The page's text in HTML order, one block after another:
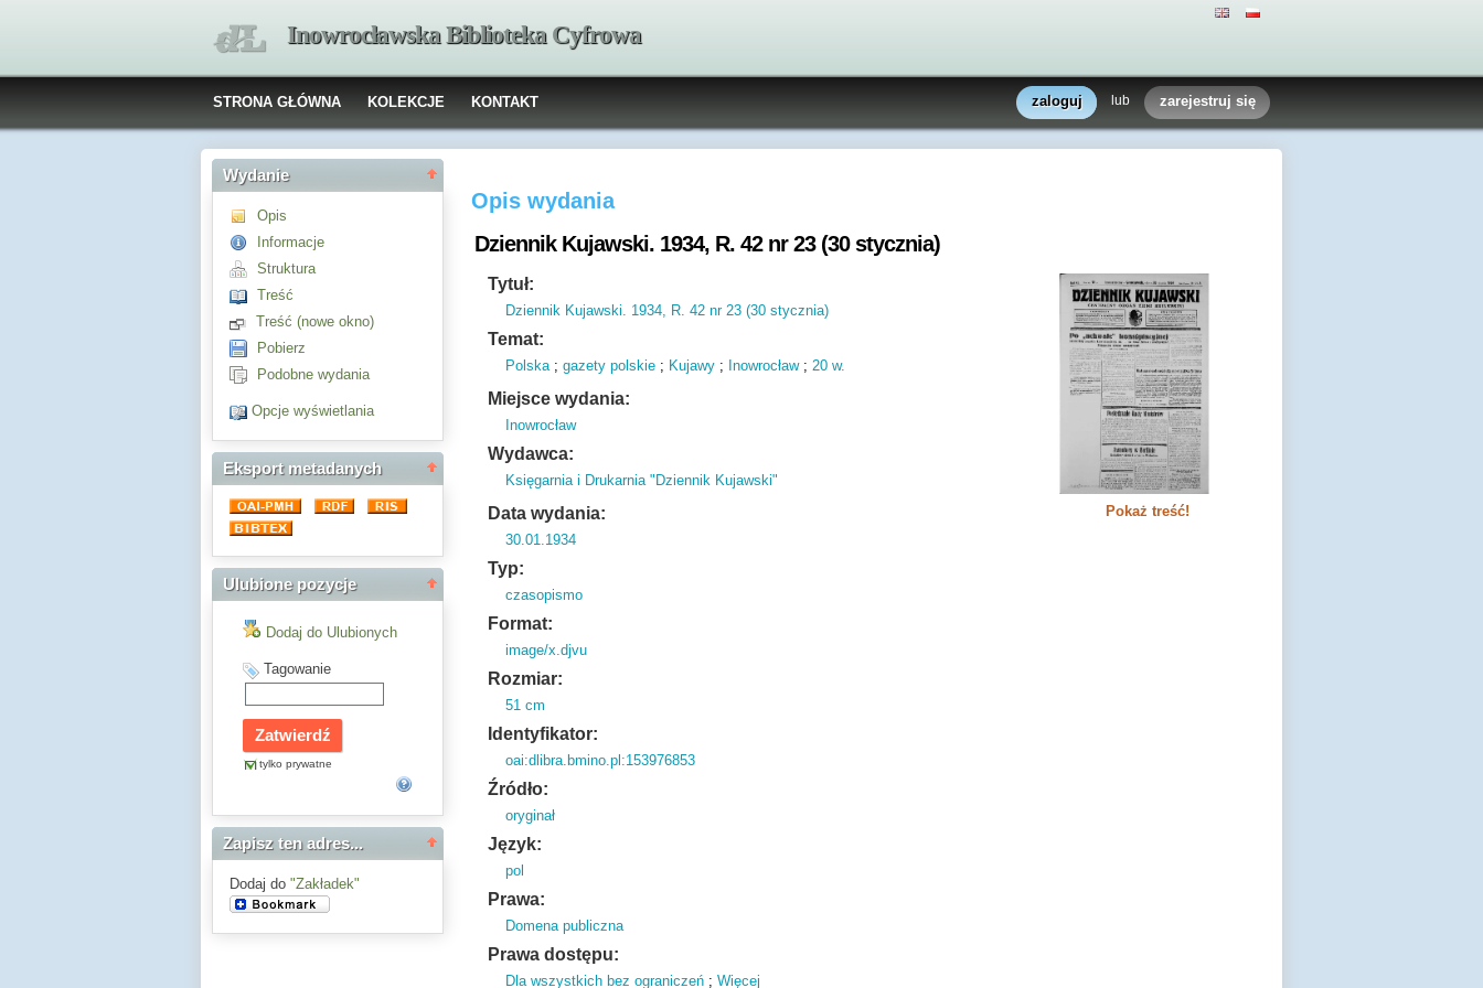
Inowrocławska Biblioteka Cyfrowa
STRONA GŁÓWNA KOLEKCJE KONTAKT zaloguj lub zarejestruj się
Wydanie
Opis
Informacje
Struktura
Treść
Treść (nowe okno)
Pobierz
Podobne wydania
Opcje wyświetlania
Eksport metadanych
Ulubione pozycje
Dodaj do Ulubionych
Tagowanie
tylko prywatne
Zapisz ten adres...
Dodaj do "Zakładek"
Opis wydania
Dziennik Kujawski. 1934, R. 42 nr 23 (30 stycznia)
Pokaż treść!
Tytuł:
Dziennik Kujawski. 1934, R. 42 nr 23 (30 stycznia)
Temat:
Polska;gazety polskie ; Kujawy ; Inowrocław;20 w.
Miejsce wydania:
Inowrocław
Wydawca:
Księgarnia i Drukarnia "Dziennik Kujawski"
Data wydania:
30.01.1934
Typ:
czasopismo
Format:
image/x.djvu
Rozmiar:
51 cm
Identyfikator:
oai:dlibra.bmino.pl:153976853
Źródło:
oryginał
Język:
pol
Prawa:
Domena publiczna
Prawa dostępu:
Dla wszystkich bez ograniczeń ;Więcej